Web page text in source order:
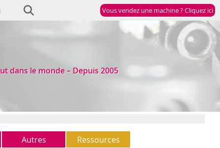
Vous vendez une machine ? Cliquez ici
dans le monde – Depuis 2005
Autres Ressources